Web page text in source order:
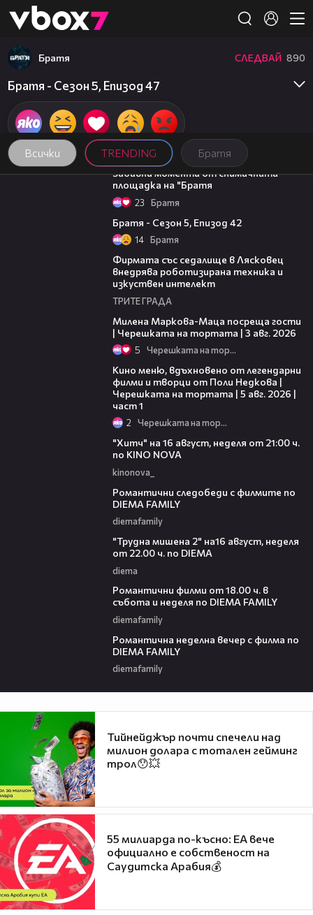
👾
Всички TRENDING Братя
Братя СЛЕДВАЙ 890
Братя - Сезон 5, Епизод 47
04:19
Забавни моменти от снимачната
площадка на "Братя
23 Братя
Братя - Сезон 5, Епизод 42
14 Братя
Фирмата със седалище в Лясковец
внедрява роботизирана техника и
изкуствен интелект
ТРИТЕ ГРАДА
Милена Маркова-Маца посреща гости
| Черешката на тортата | 3 авг. 2026
5 Черешката на тортата
Кино меню, вдъхновено от легендарни
филми и творци от Поли Недкова |
Черешката на тортата | 5 авг. 2026 |
част 1
2 Черешката на тортата
"Хитч" на 16 август, неделя от 21:00 ч.
по KINO NOVA
kinonova_
Романтични следобеди с филмите по
DIEMA FAMILY
diemafamily
"Трудна мишена 2" на16 август, неделя
от 22.00 ч. по DIEMA
diema
Романтични филми от 18.00 ч. в
събота и неделя по DIEMA FAMILY
diemafamily
Романтичнa неделна вечер с филма по
DIEMA FAMILY
diemafamily
Тийнейджър почти спечели над
милион долара с тотален гейминг
трол😯💥
55 милиарда по-късно: EA вече
официално е собственост на
Саудитска Арабия💰